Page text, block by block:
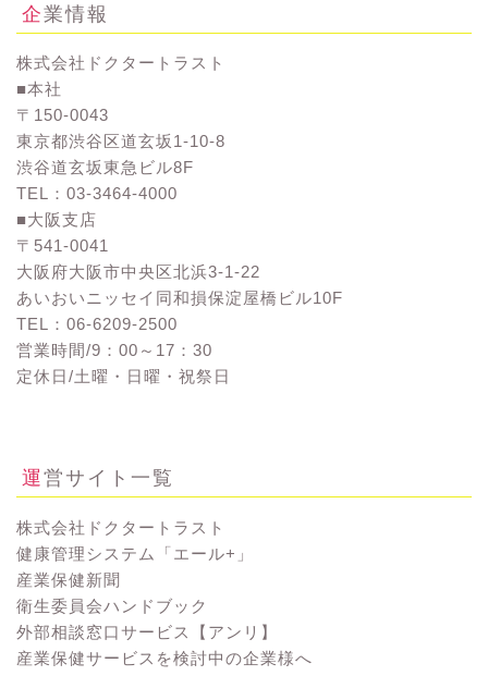
企業情報
株式会社ドクタートラスト
■本社
〒150-0043
東京都渋谷区道玄坂1-10-8
渋谷道玄坂東急ビル8F
TEL：03-3464-4000
■大阪支店
〒541-0041
大阪府大阪市中央区北浜3-1-22
あいおいニッセイ同和損保淀屋橋ビル10F
TEL：06-6209-2500
営業時間/9：00～17：30
定休日/土曜・日曜・祝祭日
運営サイト一覧
株式会社ドクタートラスト
健康管理システム「エール+」
産業保健新聞
衛生委員会ハンドブック
外部相談窓口サービス【アンリ】
産業保健サービスを検討中の企業様へ